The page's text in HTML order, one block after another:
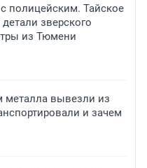
полицейским. Тайское
зверского
из Тюмени
металла вывезли из
и зачем